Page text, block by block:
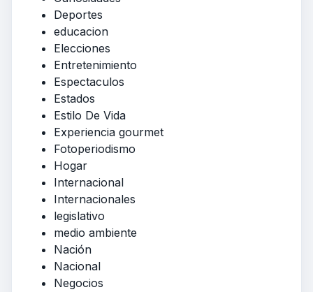
Deportes
educacion
Elecciones
Entretenimiento
Espectaculos
Estados
Estilo De Vida
Experiencia gourmet
Fotoperiodismo
Hogar
Internacional
Internacionales
legislativo
medio ambiente
Nación
Nacional
Negocios